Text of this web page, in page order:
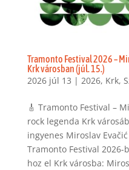
Tramonto Festival 2026 –
Krk városban (júl. 15.)
2026 júl 13 | 2026, Krk,
🎸 Tramonto Festival –
rock legenda Krk
ingyenes Miroslav
Tramonto Festival
hoz el Krk városba: